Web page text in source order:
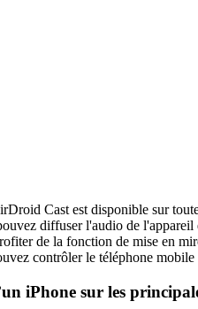
Cast est disponible sur
diffuser l'audio de
de la fonction de mise en
contrôler le téléphone
iPhone sur les